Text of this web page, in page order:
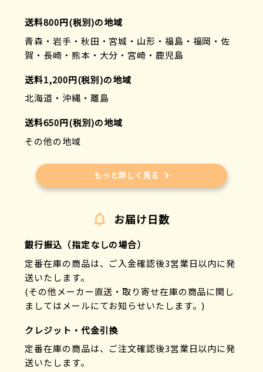
送料800円(税別)の地域
青森・岩手・秋田・宮城・山形・福島・福岡・佐
賀・長崎・熊本・大分・宮崎・鹿児島
送料1,200円(税別)の地域
北海道・沖縄・離島
送料650円(税別)の地域
その他の地域
もっと詳しく見る
お届け日数
銀行振込（指定なしの場合）
定番在庫の商品は、ご入金確認後3営業日以内に発
送いたします。
(その他メーカー直送・取り寄せ在庫の商品に関し
ましてはメールにてお知らせいたします。)
クレジット・代金引換
定番在庫の商品は、ご注文確認後3営業日以内に発
送いたします。